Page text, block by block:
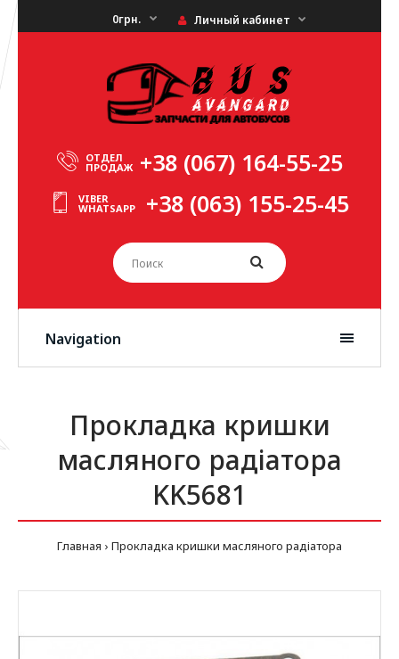
0грн. Личный кабинет
ОТДЕЛ
ПРОДАЖ +38 (067) 164-55-25
VIBER
WHATSAPP +38 (063) 155-25-45
Navigation
Прокладка кришки
масляного радіатора
KK5681
Главная Прокладка кришки масляного радіатора